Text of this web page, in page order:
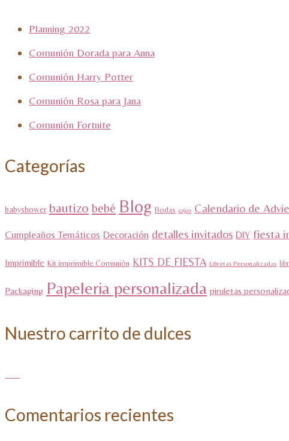
Planning 2022
Comunión Dorada para Anna
Comunión Harry Potter
Comunión Rosa para Jana
Comunión Fortnite
Categorías
babyshower bautizo bebé Blog Bodas cajas Calendario de
Cumpleaños Temáticos Decoración detalles invitados DIY fiesta
Imprimible Kit imprimible Comunión KITS DE FIESTA Libretas Personalizadas
Packaging Papeleria personalizada piruletas
Nuestro carrito de dulces
Comentarios recientes